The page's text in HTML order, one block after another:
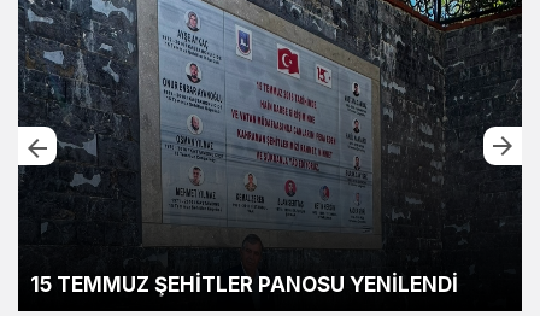
15 TEMMUZ ŞEHİTLER PANOSU YENİLENDİ